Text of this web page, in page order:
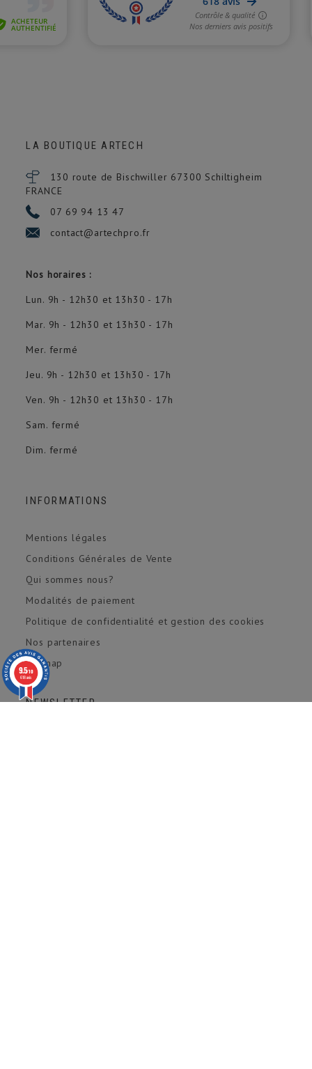
(1 avis)
LA BOUTIQUE ARTECH
130 route de Bischwiller 67300 Schiltigheim
FRANCE
07 69 94 13 47
contact@artechpro.fr
Nos horaires :
Lun. 9h - 12h30 et 13h30 - 17h
Mar. 9h - 12h30 et 13h30 - 17h
Mer. fermé
Jeu. 9h - 12h30 et 13h30 - 17h
Ven. 9h - 12h30 et 13h30 - 17h
Sam. fermé
Dim. fermé
INFORMATIONS
Mentions légales
Conditions Générales de Vente
Qui sommes nous?
Modalités de paiement
Politique de confidentialité et gestion des cookies
Nos partenaires
sitemap
NEWSLETTER
9.5/10
618 avis